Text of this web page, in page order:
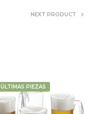
NEXT PRODUCT
ÚLTIMAS PIEZAS